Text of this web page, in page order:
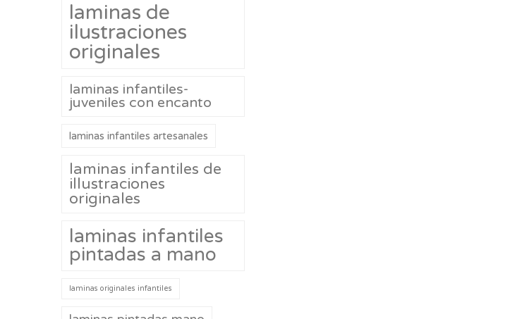
laminas de
ilustraciones
originales
laminas infantiles-
juveniles con encanto
laminas infantiles artesanales
laminas infantiles de
illustraciones
originales
laminas infantiles
pintadas a mano
laminas originales infantiles